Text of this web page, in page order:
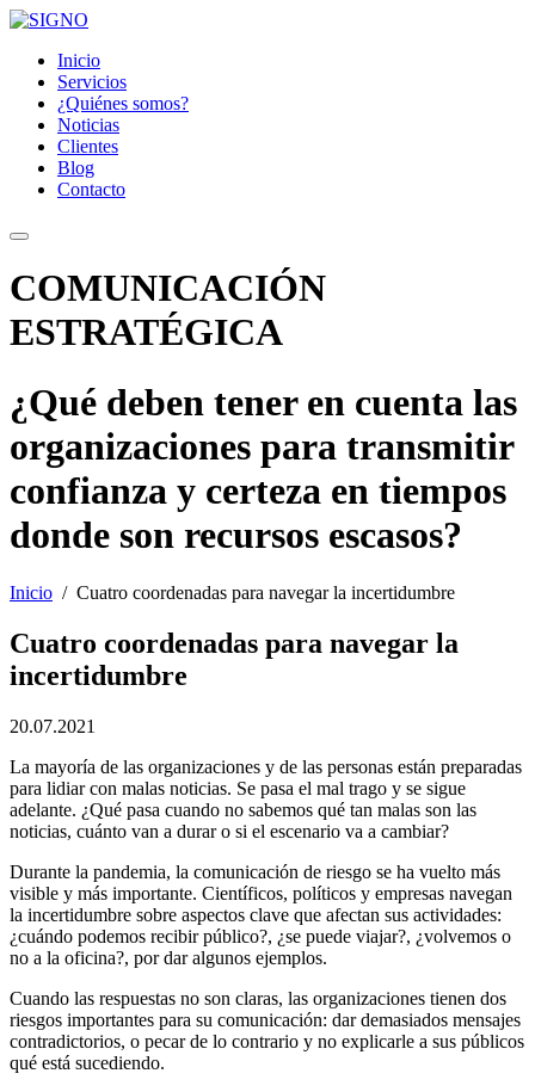
Inicio
Servicios
¿Quiénes somos?
Noticias
Clientes
Blog
Contacto
COMUNICACIÓN
ESTRATÉGICA
¿Qué deben tener en cuenta las
organizaciones para transmitir
confianza y certeza en tiempos
donde son recursos escasos?
Inicio / Cuatro coordenadas para navegar la incertidumbre
Cuatro coordenadas para navegar la
incertidumbre
20.07.2021
La mayoría de las organizaciones y de las personas están preparadas
para lidiar con malas noticias. Se pasa el mal trago y se sigue
adelante. ¿Qué pasa cuando no sabemos qué tan malas son las
noticias, cuánto van a durar o si el escenario va a cambiar?
Durante la pandemia, la comunicación de riesgo se ha vuelto más
visible y más importante. Científicos, políticos y empresas navegan
la incertidumbre sobre aspectos clave que afectan sus actividades:
¿cuándo podemos recibir público?, ¿se puede viajar?, ¿volvemos o
no a la oficina?, por dar algunos ejemplos.
Cuando las respuestas no son claras, las organizaciones tienen dos
riesgos importantes para su comunicación: dar demasiados mensajes
contradictorios, o pecar de lo contrario y no explicarle a sus públicos
qué está sucediendo.